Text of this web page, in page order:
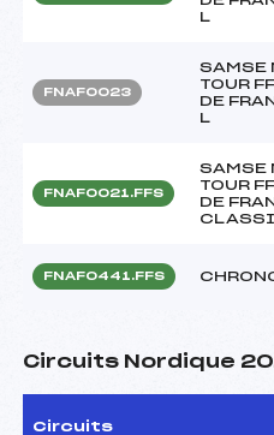
L
FNAF0023
SAMSE
TOUR
DE
L
FNAF0021.FFS
SAMSE
TOUR
DE
FNAF0441.FFS
Circuits Nordique
Circuits